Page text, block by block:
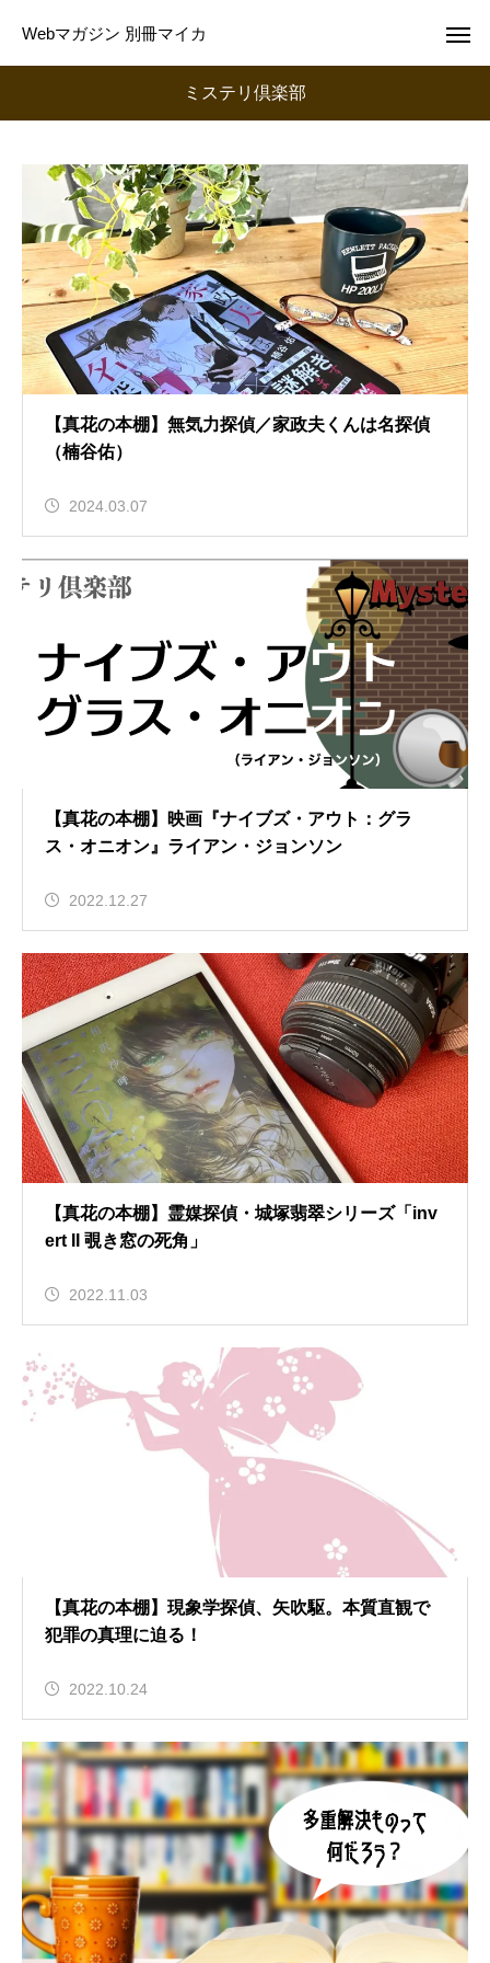
Webマガジン 別冊マイカ
ミステリ倶楽部
【真花の本棚】無気力探偵／家政夫くんは名探偵
（楠谷佑）
2024.03.07
【真花の本棚】映画『ナイブズ・アウト：グラ
ス・オニオン』ライアン・ジョンソン
2022.12.27
【真花の本棚】霊媒探偵・城塚翡翠シリーズ「inv
ert II 覗き窓の死角」
2022.11.03
【真花の本棚】現象学探偵、矢吹駆。本質直観で
犯罪の真理に迫る！
2022.10.24